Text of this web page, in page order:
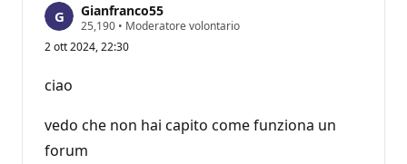
Gianfranco55
25,190 P
n
r
e
• Moderatore volontario
2 ott 2024, 22:30
ciao
vedo che non hai capito come funziona un
forum